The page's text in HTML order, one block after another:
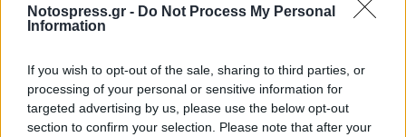
Notospress.gr - Do Not Process My Personal
Information
If you wish to opt-out of the sale, sharing to third parties, or
processing of your personal or sensitive information for
targeted advertising by us, please use the below opt-out
section to confirm your selection. Please note that after your
Δεν αποκλείεται περαιτέρω
Παράλληλα, αναλυτές τόνισαν ότι δεν
αποκλείεται βραχυπρόθεσμα να υπάρξει